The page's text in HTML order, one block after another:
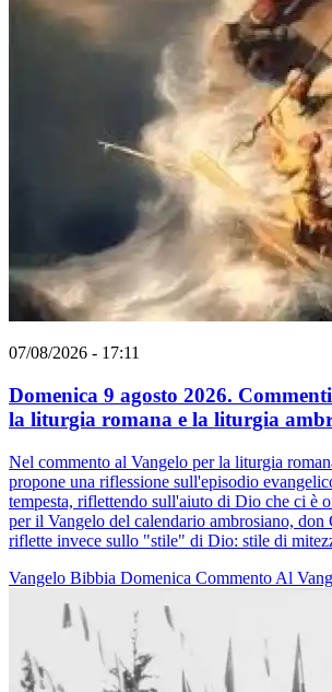
07/08/2026 - 17:11
Domenica 9 agosto 2026.
la liturgia romana e la liturgia
Nel commento al Vangelo per la liturgia
propone una riflessione sull'episodio
tempesta, riflettendo sull'aiuto di Dio che ci è
per il Vangelo del calendario ambrosiano, don
riflette invece sullo "stile" di Dio: stile di
Vangelo Bibbia Domenica Commento Al